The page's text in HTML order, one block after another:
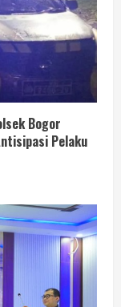
Bogor
Pelaku